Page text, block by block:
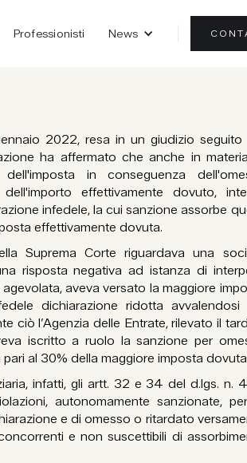
Professionisti News
2022, resa in un giudizio seguito
ha affermato che anche in
in conseguenza
effettivamente dovuto,
infedele, la cui sanzione assorbe
effettivamente dovuta.
Suprema Corte riguardava una
risposta negativa ad istanza di
aveva versato la maggiore
dichiarazione ridotta avvalendosi
ciò l’Agenzia delle Entrate, rilevato il
iscritto a ruolo la sanzione per
al 30% della maggiore imposta
infatti, gli artt. 32 e 34 del d.lgs. n.
autonomamente sanzionate,
e di omesso o ritardato
e non suscettibili di